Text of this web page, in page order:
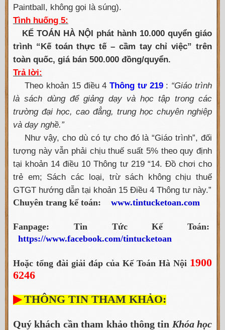
Paintball, không gọi là súng).
Tình huống 5:
KẾ TOÁN HÀ NỘI phát hành 10.000 quyển giáo
trình “Kế toán thực tế – cầm tay chỉ việc” trên
toàn quốc, giá bán 500.000 đồng/quyển.
Trả lời:
Theo khoản 15 điều 4 Thông tư 219 : “Giáo trình
là sách dùng để giảng dạy và học tập trong các
trường đại học, cao đẳng, trung học chuyên nghiệp
và dạy nghề.”
Như vậy, cho dù có tự cho đó là “Giáo trình”, đối
tượng này vẫn phải chịu thuế suất 5% theo quy định
tại khoản 14 điều 10 Thông tư 219 “14. Đồ chơi cho
trẻ em; Sách các loại, trừ sách không chịu thuế
GTGT hướng dẫn tại khoản 15 Điều 4 Thông tư này.”
Chuyên trang kế toán: www.tintucketoan.com
Fanpage: Tin Tức Kế Toán:
https://www.facebook.com/tintucketoan
Hoặc tổng đài giải đáp của Kế Toán Hà Nội 1900
6246
▶ THÔNG TIN THAM KHẢO:
Quý khách cần tham khảo thông tin Khóa học